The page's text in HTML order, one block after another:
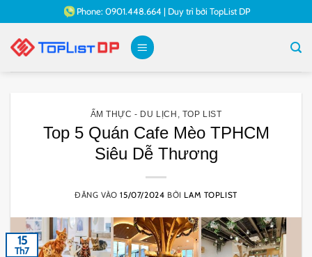
qua
nội
Phone: 0901.448.664| Duy trì bởi TopList DP
ẨM THỰC - DU LỊCH TOP LIST
Top 5 Quán Cafe Mèo TPHCM
Siêu Dễ Thương
ĐĂNG VÀO15/07/2024 BỞI LAM TOPLIST
15
Th7